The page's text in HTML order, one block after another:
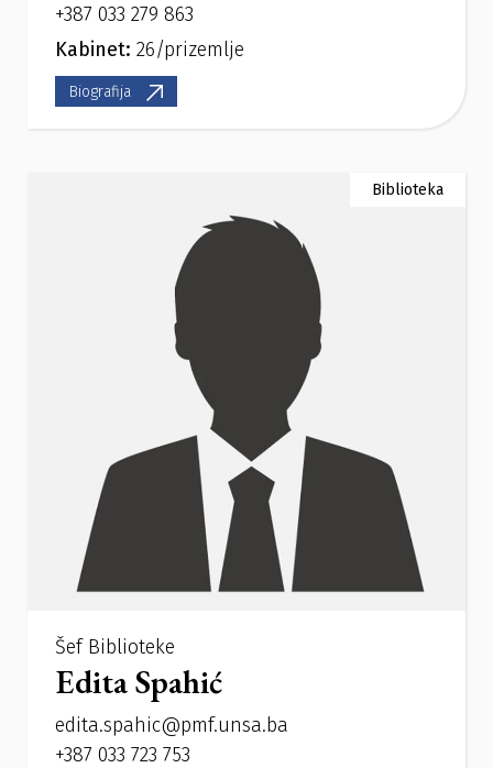
+387 033 279 863
Kabinet: 26/prizemlje
Biografija
Biblioteka
Šef Biblioteke
Edita Spahić
edita.spahic@pmf.unsa.ba
+387 033 723 753